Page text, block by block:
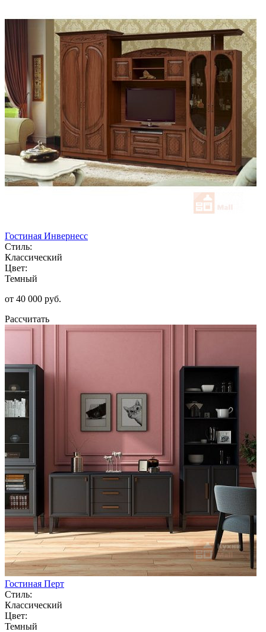
Гостиная Инвернесс
Стиль:
Классический
Цвет:
Темный
от 40 000 руб.
Рассчитать
Гостиная Перт
Стиль:
Классический
Цвет:
Темный